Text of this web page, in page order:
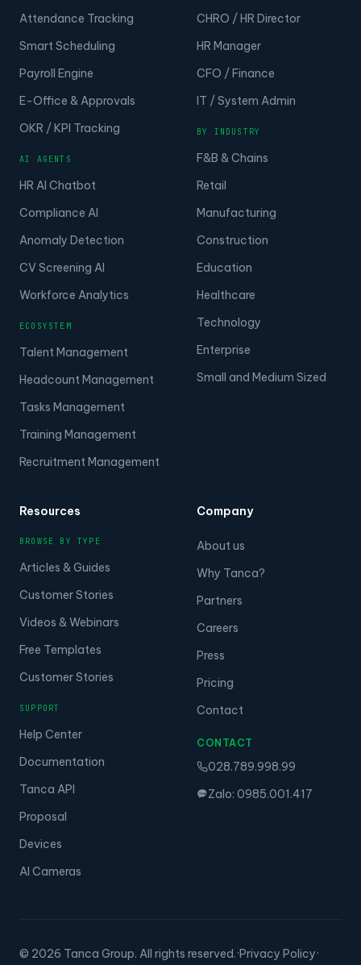
Attendance Tracking
Smart Scheduling
Payroll Engine
E-Office & Approvals
OKR / KPI Tracking
AI AGENTS
HR AI Chatbot
Compliance AI
Anomaly Detection
CV Screening AI
Workforce Analytics
ECOSYSTEM
Talent Management
Headcount Management
Tasks Management
Training Management
Recruitment Management
CHRO / HR Director
HR Manager
CFO / Finance
IT / System Admin
BY INDUSTRY
F&B & Chains
Retail
Manufacturing
Construction
Education
Healthcare
Technology
Enterprise
Small and Medium Sized
Resources
BROWSE BY TYPE
Articles & Guides
Customer Stories
Videos & Webinars
Free Templates
Customer Stories
SUPPORT
Help Center
Documentation
Tanca API
Proposal
Devices
AI Cameras
Company
About us
Why Tanca?
Partners
Careers
Press
Pricing
Contact
CONTACT
028.789.998.99
Zalo: 0985.001.417
© 2026 Tanca Group. All rights reserved.·Privacy Policy·